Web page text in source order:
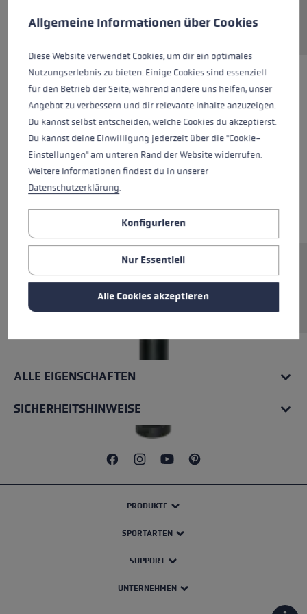
Ersatzteil anfragen
Abmessungen: 16x305mm. Rohrmaterial:
ALLE EIGENSCHAFTEN
SICHERHEITSHINWEISE
PRODUKTE
SPORTARTEN
SUPPORT
UNTERNEHMEN
Allgemeine Informationen über Cookies
Diese Website verwendet Cookies, um dir ein optimales
Nutzungserlebnis zu bieten. Einige Cookies sind essenziell
für den Betrieb der Seite, während andere uns helfen, unser
Angebot zu verbessern und dir relevante Inhalte anzuzeigen.
Du kannst selbst entscheiden, welche Cookies du akzeptierst.
Du kannst deine Einwilligung jederzeit über die "Cookie-
Einstellungen" am unteren Rand der Website widerrufen.
Weitere Informationen findest du in unserer
Datenschutzerklärung.
Konfigurieren
Nur Essentiell
Alle Cookies akzeptieren